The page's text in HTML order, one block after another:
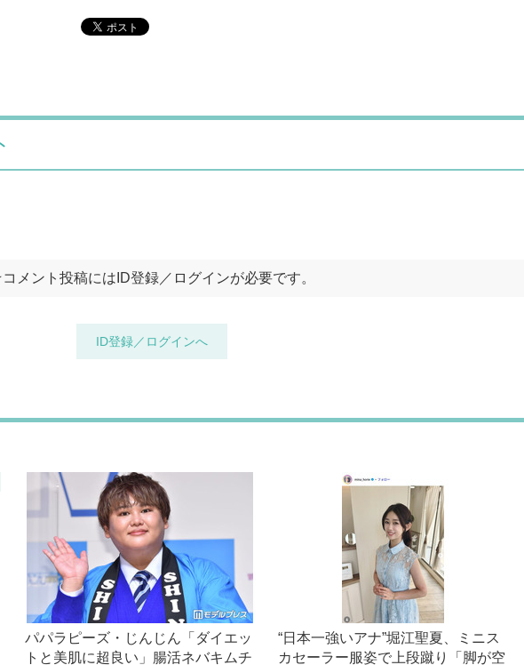
パパラピーズ・じんじん「ダイエッ
トと美肌に超良い」腸活ネバキムチ
“日本一強いアナ”堀江聖夏、ミニス
カセーラー服姿で上段蹴り「脚が空